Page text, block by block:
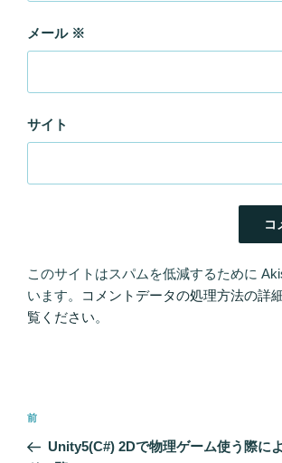
メール ※
サイト
このサイトはスパムを低減するために
います。
コメントデータの処理方法の詳
覧ください。
投
ナ
過
去
前
Unity5(C#) 2Dで物理ゲーム使う際に